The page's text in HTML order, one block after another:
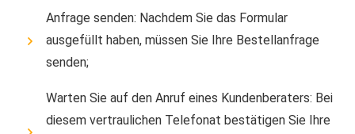
Anfrage senden: Nachdem Sie das Formular
ausgefüllt haben, müssen Sie Ihre Bestellanfrage
senden;
Warten Sie auf den Anruf eines Kundenberaters: Bei
diesem vertraulichen Telefonat bestätigen Sie Ihre